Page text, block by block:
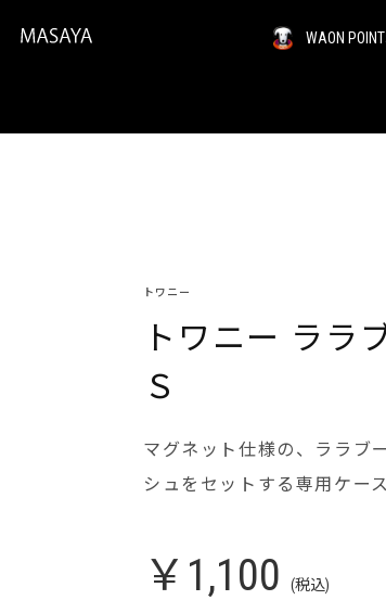
WAON
トワニー
トワニー ララ
Ｓ
マグネット仕様の、ララブ
シュをセットする専用ケース
￥1,100 (税込)